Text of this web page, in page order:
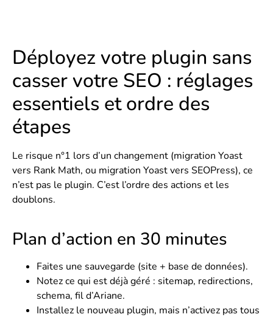
Déployez votre plugin sans
casser votre SEO : réglages
essentiels et ordre des
étapes
Le risque n°1 lors d’un changement (migration Yoast
vers Rank Math, ou migration Yoast vers SEOPress), ce
n’est pas le plugin. C’est l’ordre des actions et les
doublons.
Plan d’action en 30 minutes
Faites une sauvegarde (site + base de données).
Notez ce qui est déjà géré : sitemap, redirections,
schema, fil d’Ariane.
Installez le nouveau plugin, mais n’activez pas tous